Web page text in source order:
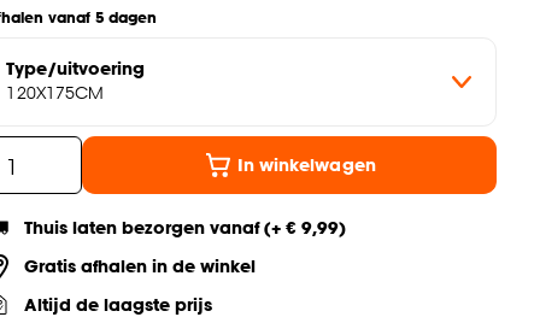
vanaf 5 dagen
Type/uitvoering
120X175CM
In winkelwagen
Thuis laten bezorgen vanaf (+ € 9,99)
Gratis afhalen in de winkel
Altijd de laagste prijs